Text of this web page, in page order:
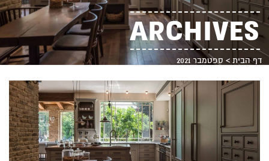
ARCHIVES
דף הבית > ספטמבר 2021